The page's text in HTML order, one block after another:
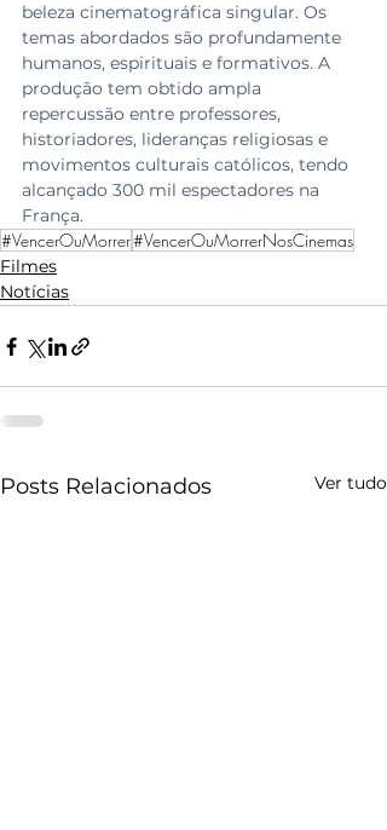
beleza cinematográfica singular. Os
temas abordados são profundamente
humanos, espirituais e formativos. A
produção tem obtido ampla
repercussão entre professores,
historiadores, lideranças religiosas e
movimentos culturais católicos, tendo
alcançado 300 mil espectadores na
França.
#VencerOuMorrer#VencerOuMorrerNosCinemas
Filmes
Notícias
Posts Relacionados Ver tudo